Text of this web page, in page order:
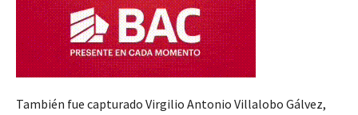
También fue capturado Virgilio Antonio Villalobo Gálvez,